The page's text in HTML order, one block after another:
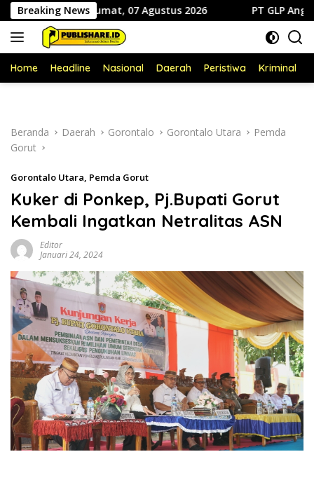
Langsung
ke
konten
Breaking News
Sidiki Jumat, 07 Agustus 2026 PT GLP Angkat Bicara
Home Headline Nasional Daerah Peristiwa Kriminal
Beranda Daerah Gorontalo Gorontalo Utara
Pemda
Gorut
Gorontalo Utara, Pemda Gorut
Kuker di Ponkep, Pj.Bupati Gorut
Kembali Ingatkan Netralitas ASN
Editor
Januari 24, 2024